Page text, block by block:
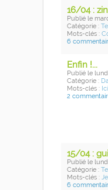
16/04 :
Publié le
Catégorie :
Mots-clés :
6
Enfin !...
Publié le
Catégorie :
Mots-clés : Ici
2
15/04 :
Publié le
Catégorie :
Mots-clés :
6